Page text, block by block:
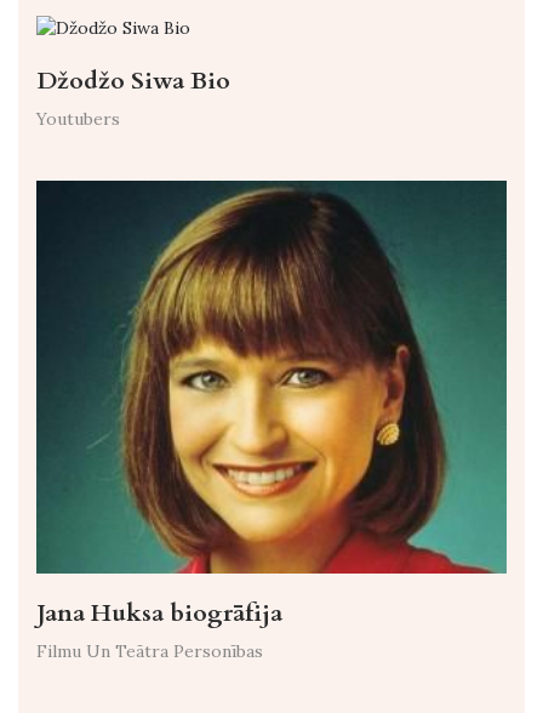
Džodžo Siwa Bio
Youtubers
Jana Huksa biogrāfija
Filmu Un Teātra Personības